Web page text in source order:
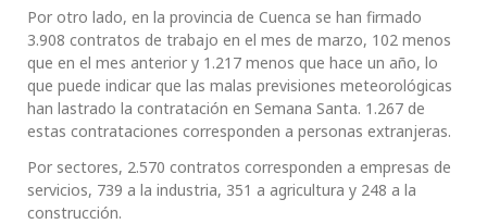
Por otro lado, en la provincia de Cuenca se han firmado
3.908 contratos de trabajo en el mes de marzo, 102 menos
que en el mes anterior y 1.217 menos que hace un año, lo
que puede indicar que las malas previsiones meteorológicas
han lastrado la contratación en Semana Santa. 1.267 de
estas contrataciones corresponden a personas extranjeras.
Por sectores, 2.570 contratos corresponden a empresas de
servicios, 739 a la industria, 351 a agricultura y 248 a la
construcción.